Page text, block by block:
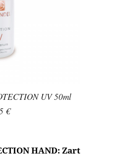
UV 50ml
€
HAND: Zart